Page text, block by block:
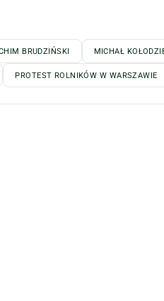
BRUDZIŃSKI MICHAŁ
PROTEST ROLNIKÓW W WARSZAWIE